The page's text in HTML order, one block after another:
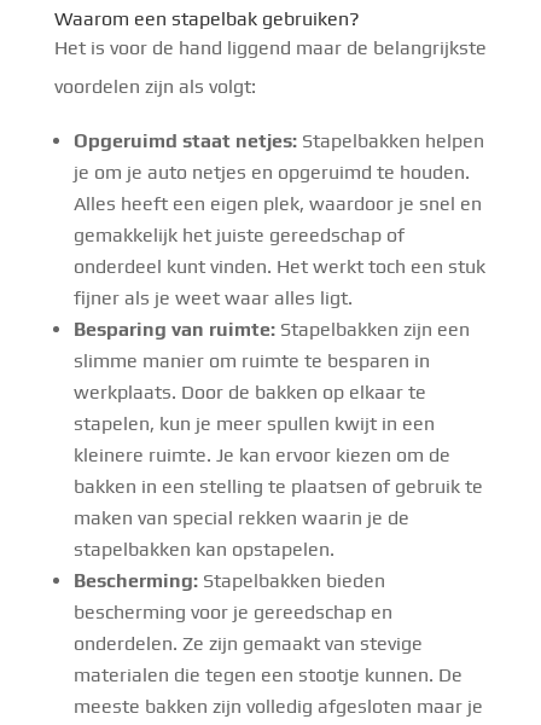
Waarom een stapelbak gebruiken?
Het is voor de hand liggend maar de belangrijkste
voordelen zijn als volgt:
Opgeruimd staat netjes:Stapelbakken helpen
je om je auto netjes en opgeruimd te houden.
Alles heeft een eigen plek, waardoor je snel en
gemakkelijk het juiste gereedschap of
onderdeel kunt vinden. Het werkt toch een stuk
fijner als je weet waar alles ligt.
Besparing van ruimte:Stapelbakken zijn een
slimme manier om ruimte te besparen in
werkplaats. Door de bakken op elkaar te
stapelen, kun je meer spullen kwijt in een
kleinere ruimte. Je kan ervoor kiezen om de
bakken in een stelling te plaatsen of gebruik te
maken van special rekken waarin je de
stapelbakken kan opstapelen.
Bescherming:Stapelbakken bieden
bescherming voor je gereedschap en
onderdelen. Ze zijn gemaakt van stevige
materialen die tegen een stootje kunnen. De
meeste bakken zijn volledig afgesloten maar je